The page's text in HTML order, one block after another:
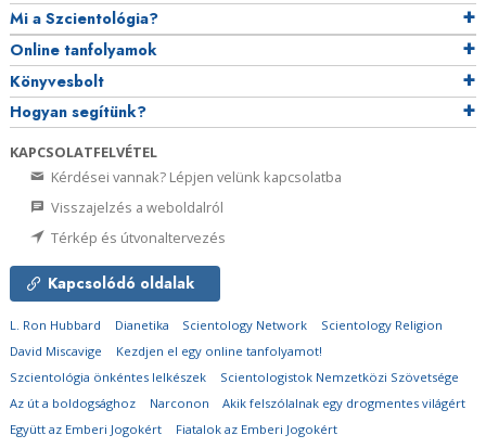
Mi a Szcientológia?
Online tanfolyamok
Könyvesbolt
Hogyan segítünk?
KAPCSOLATFELVÉTEL
Kérdései vannak? Lépjen velünk kapcsolatba
Visszajelzés a weboldalról
Térkép és útvonaltervezés
Kapcsolódó oldalak
L. Ron Hubbard Dianetika Scientology Network
Scientology Religion
David Miscavige
Kezdjen el egy online tanfolyamot!
Szcientológia önkéntes lelkészek
Scientologistok Nemzetközi Szövetsége
Az út a boldogsághoz
Narconon
Akik felszólalnak egy drogmentes világért
Együtt az Emberi Jogokért
Fiatalok az Emberi Jogokért